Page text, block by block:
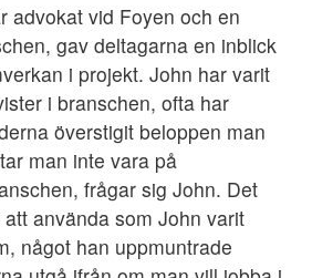
advokat vid Foyen och en
gav deltagarna en inblick
i projekt. John har varit
i branschen, ofta har
överstigit beloppen man
man inte vara på
frågar sig John. Det
använda som John varit
något han uppmuntrade